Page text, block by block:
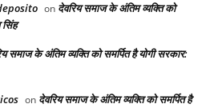
on देवरिय समाज के अंतिम व्यक्ति को
सिंह
समाज के अंतिम व्यक्ति को समर्पित है योगी सरकार:
on देवरिय समाज के अंतिम व्यक्ति को समर्पित है